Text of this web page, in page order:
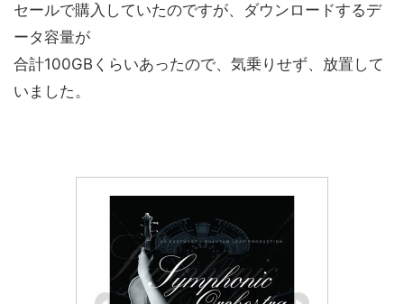
セールで購入していたのですが、ダウンロードするデ
ータ容量が
合計100GBくらいあったので、気乗りせず、放置して
いました。